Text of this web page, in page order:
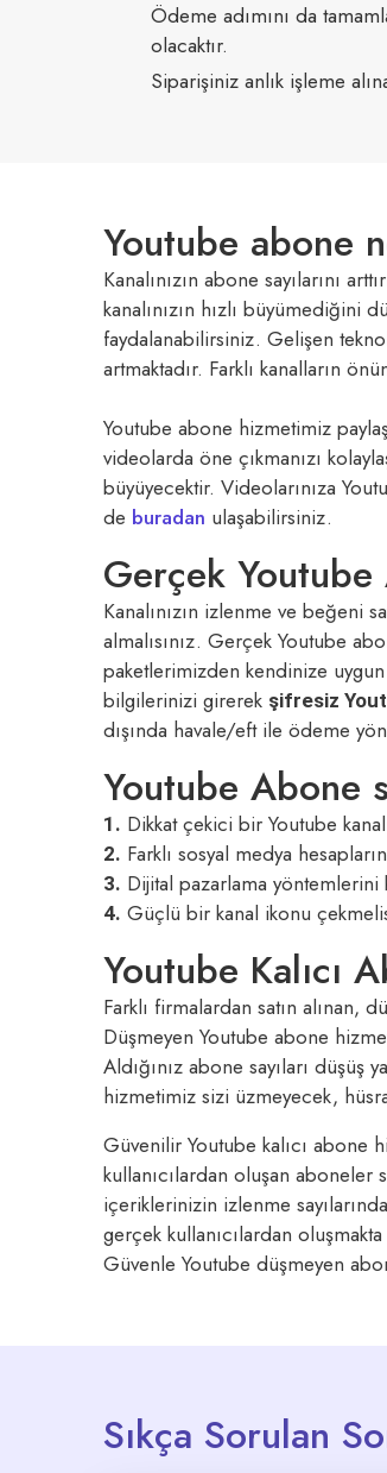
Ödeme adımını da
olacaktır.
Siparişiniz anlık işleme
Youtube abone
Kanalınızın abone sayılarını
kanalınızın hızlı büyümediğini
faydalanabilirsiniz. Gelişen
artmaktadır. Farklı kanalların
Youtube abone hizmetimiz
videolarda öne çıkmanızı
büyüyecektir. Videolarınıza
de buradan ulaşabilirsiniz.
Gerçek
Kanalınızın izlenme ve beğeni
almalısınız. Gerçek Youtube
paketlerimizden kendinize
bilgilerinizi girerek şifresiz
dışında havale/eft ile ödeme
Youtube Abone
1. Dikkat çekici bir Youtube
2. Farklı sosyal medya
3. Dijital pazarlama yöntemlerini
4. Güçlü bir kanal ikonu
Youtube Kalıcı
Farklı firmalardan satın alınan,
Düşmeyen Youtube abone
Aldığınız abone sayıları düşüş
hizmetimiz sizi üzmeyecek,
Güvenilir Youtube kalıcı abone
kullanıcılardan oluşan aboneler
içeriklerinizin izlenme
gerçek kullanıcılardan
Güvenle Youtube düşmeyen
Sıkça Sorulan